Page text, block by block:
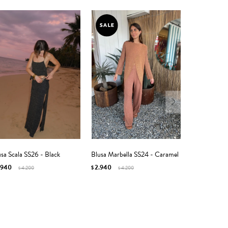
Scala SS26 - Black
$4.200
Blusa Marbella SS24 - Caramel
$2.940 $4.200